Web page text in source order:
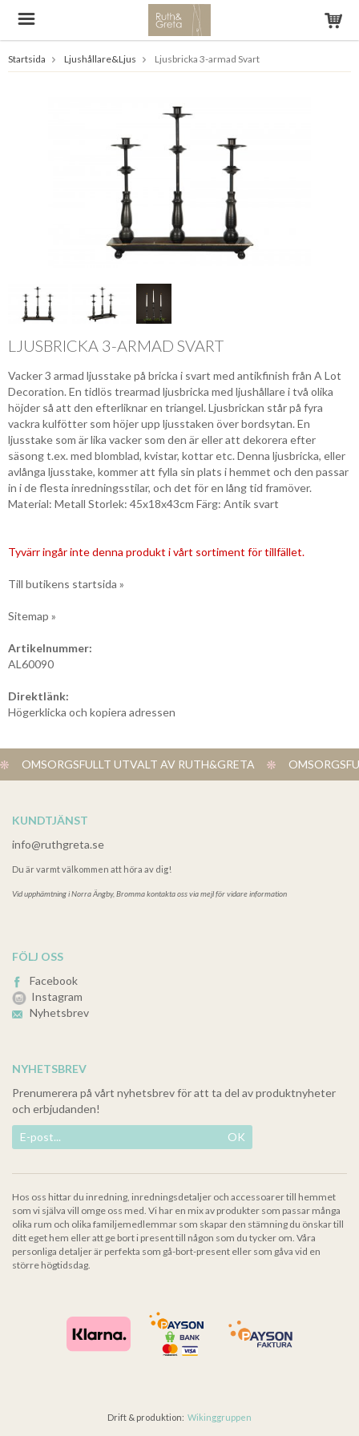
Startsida Ljushållare&Ljus Ljusbricka 3-armad Svart
LJUSBRICKA 3-ARMAD SVART
Vacker 3 armad ljusstake på bricka i svart med antikfinish från A Lot
Decoration. En tidlös trearmad ljusbricka med ljushållare i två olika
höjder så att den efterliknar en triangel. Ljusbrickan står på fyra
vackra kulfötter som höjer upp ljusstaken över bordsytan. En
ljusstake som är lika vacker som den är eller att dekorera efter
säsong t.ex. med blomblad, kvistar, kottar etc. Denna ljusbricka, eller
avlånga ljusstake, kommer att fylla sin plats i hemmet och den passar
in i de flesta inredningsstilar, och det för en lång tid framöver.
Material: Metall Storlek: 45x18x43cm Färg: Antik svart
Tyvärr ingår inte denna produkt i vårt sortiment för tillfället.
Till butikens startsida »
Sitemap »
Artikelnummer:
AL60090
Direktlänk:
Högerklicka och kopiera adressen
OMSORGSFULLT UTVALT AV RUTH&GRETA
KUNDTJÄNST
info@ruthgreta.se
Du är varmt välkommen att höra av dig!
Vid upphämtning iNorra Ängby, Bromma kontakta oss via mejl för vidare information
FÖLJ OSS
Facebook
Instagram
Nyhetsbrev
NYHETSBREV
Prenumerera på vårt nyhetsbrev för att ta del av produktnyheter
och erbjudanden!
OK
Hos oss hittar du inredning, inredningsdetaljer och accessoarer till hemmet
som vi själva vill omge oss med. Vi har en mix av produkter som passar många
olika rum och olika familjemedlemmar som skapar den stämning du önskar till
ditt eget hem eller att ge bort i present till någon som du tycker om. Våra
personliga detaljer är perfekta som gå-bort-present eller som gåva vid en
större högtidsdag.
Drift & produktion: Wikinggruppen